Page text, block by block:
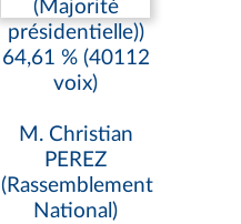
(Majorité
présidentielle))
64,61 % (40112
voix)
M. Christian
PEREZ
(Rassemblement
National)